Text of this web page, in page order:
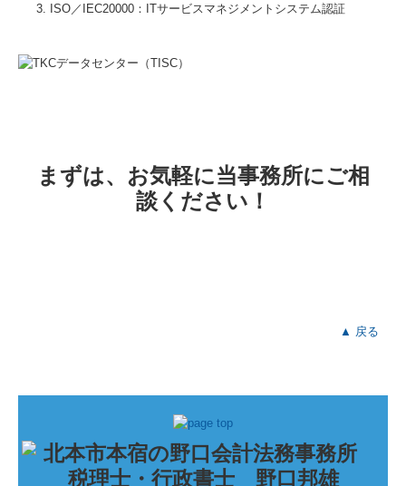
ISO／IEC20000：ITサービスマネジメントシステム認証
まずは、お気軽に当事務所にご相
談ください！
▲ 戻る